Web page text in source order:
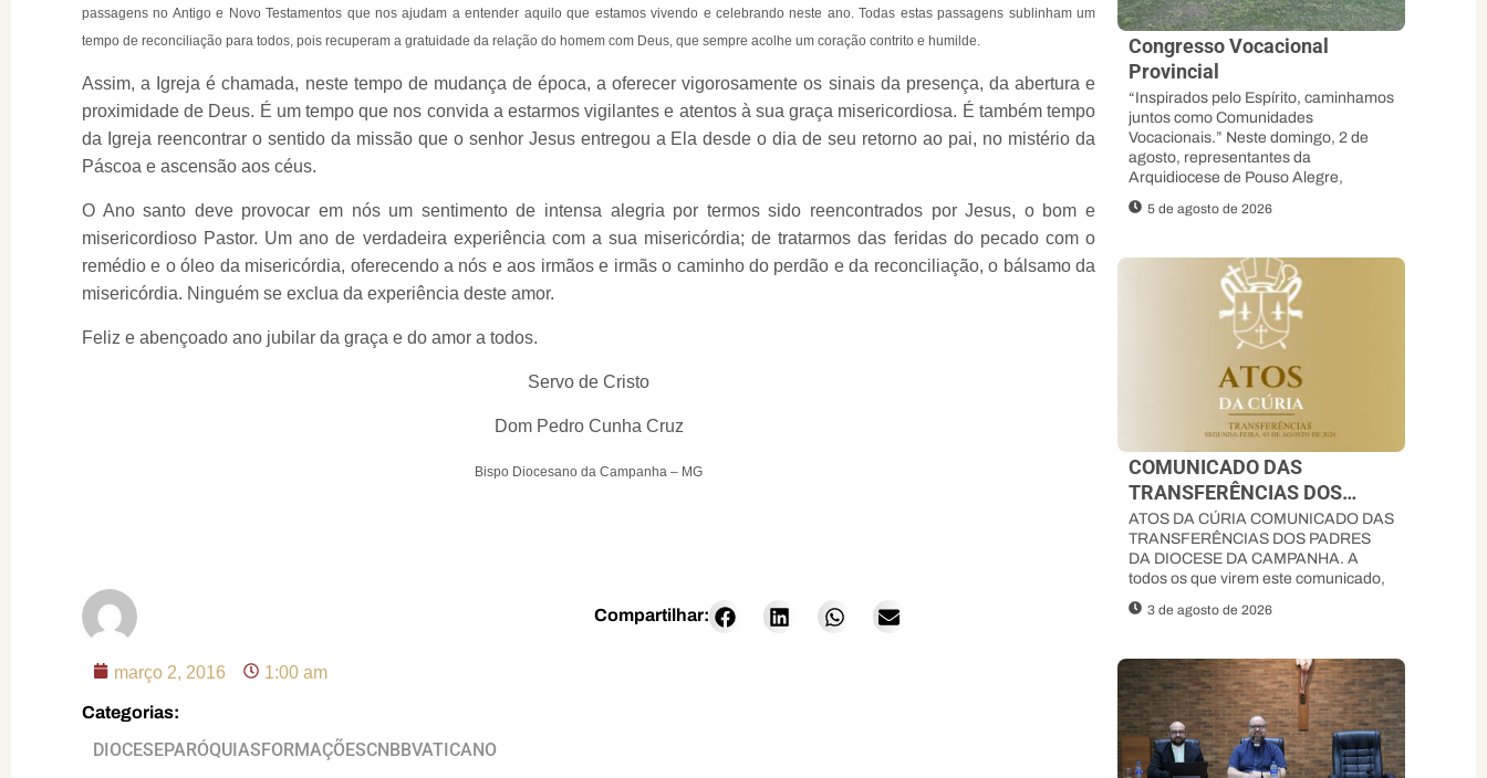
passagens no Antigo e Novo Testamentos que nos ajudam a entender aquilo que estamos vivendo e celebrando neste ano. Todas estas passagens sublinham um
tempo de reconciliação para todos, pois recuperam a gratuidade da relação do homem com Deus, que sempre acolhe um coração contrito e humilde.
Assim, a Igreja é chamada, neste tempo de mudança de época, a oferecer vigorosamente os sinais da presença, da abertura e
proximidade de Deus. É um tempo que nos convida a estarmos vigilantes e atentos à sua graça misericordiosa. É também tempo
da Igreja reencontrar o sentido da missão que o senhor Jesus entregou a Ela desde o dia de seu retorno ao pai, no mistério da
Páscoa e ascensão aos céus.
O Ano santo deve provocar em nós um sentimento de intensa alegria por termos sido reencontrados por Jesus, o bom e
misericordioso Pastor. Um ano de verdadeira experiência com a sua misericórdia; de tratarmos das feridas do pecado com o
remédio e o óleo da misericórdia, oferecendo a nós e aos irmãos e irmãs o caminho do perdão e da reconciliação, o bálsamo da
misericórdia. Ninguém se exclua da experiência deste amor.
Feliz e abençoado ano jubilar da graça e do amor a todos.
Servo de Cristo
Dom Pedro Cunha Cruz
Bispo Diocesano da Campanha – MG
Compartilhar:
março 2, 2016 1:00 am
Categorias:
DIOCESEPARÓQUIASFORMAÇÕESCNBBVATICANO
Congresso Vocacional
Provincial
“Inspirados pelo Espírito, caminhamos
juntos como Comunidades
Vocacionais.” Neste domingo, 2 de
agosto, representantes da
Arquidiocese de Pouso Alegre,
5 de agosto de 2026
COMUNICADO DAS
TRANSFERÊNCIAS DOS
PADRES DA DIOCESE DA
CAMPANHA
ATOS DA CÚRIA COMUNICADO DAS
TRANSFERÊNCIAS DOS PADRES
DA DIOCESE DA CAMPANHA. A
todos os que virem este comunicado,
3 de agosto de 2026